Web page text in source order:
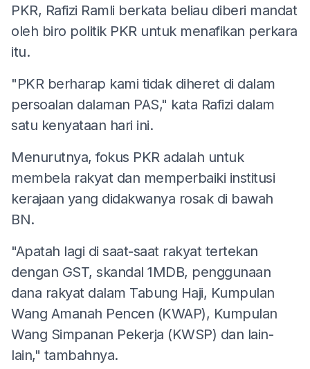
PKR, Rafizi Ramli berkata beliau diberi mandat
oleh biro politik PKR untuk menafikan perkara
itu.
"PKR berharap kami tidak diheret di dalam
persoalan dalaman PAS," kata Rafizi dalam
satu kenyataan hari ini.
Menurutnya, fokus PKR adalah untuk
membela rakyat dan memperbaiki institusi
kerajaan yang didakwanya rosak di bawah
BN.
"Apatah lagi di saat-saat rakyat tertekan
dengan GST, skandal 1MDB, penggunaan
dana rakyat dalam Tabung Haji, Kumpulan
Wang Amanah Pencen (KWAP), Kumpulan
Wang Simpanan Pekerja (KWSP) dan lain-
lain," tambahnya.